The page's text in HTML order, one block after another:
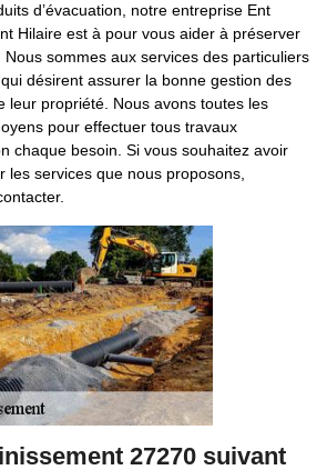
d’évacuation, notre entreprise Ent
Hilaire est à pour vous aider à préserver
sommes aux services des particuliers
désirent assurer la bonne gestion des
leur propriété. Nous avons toutes les
pour effectuer tous travaux
chaque besoin. Si vous souhaitez avoir
les services que nous proposons,
27270 suivant